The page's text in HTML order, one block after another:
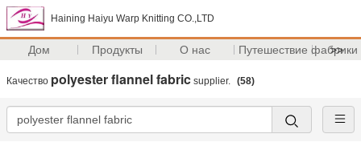
Haining Haiyu Warp Knitting CO.,LTD
Дом Продукты О нас Путешествие фабрики
>>
Качество polyester flannel fabric supplier. (58)